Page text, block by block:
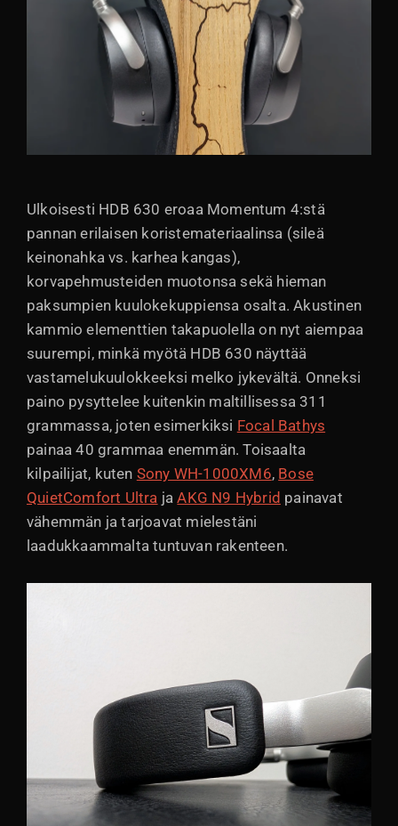
Ulkoisesti HDB 630 eroaa Momentum 4:stä
pannan erilaisen koristemateriaalinsa (sileä
keinonahka vs. karhea kangas),
korvapehmusteiden muotonsa sekä hieman
paksumpien kuulokekuppiensa osalta. Akustinen
kammio elementtien takapuolella on nyt aiempaa
suurempi, minkä myötä HDB 630 näyttää
vastamelukuulokkeeksi melko jykevältä. Onneksi
paino pysyttelee kuitenkin maltillisessa 311
grammassa, joten esimerkiksi Focal Bathys
painaa 40 grammaa enemmän. Toisaalta
kilpailijat, kuten Sony WH-1000XM6, Bose
QuietComfort Ultra jaAKG N9 Hybrid painavat
vähemmän ja tarjoavat mielestäni
laadukkaammalta tuntuvan rakenteen.